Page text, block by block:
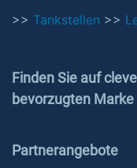
>> Tankstellen >>
Finden Sie auf
bevorzugten Marke
Partnerangebote